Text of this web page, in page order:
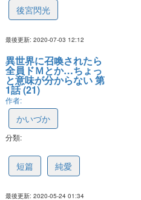
後宮閃光
最後更新: 2020-07-03 12:12
異世界に召喚されたら
全員ドＭとか…ちょっ
と意味が分からない 第
1話 (21)
作者:
かいづか
分類:
短篇 純愛
最後更新: 2020-05-24 01:34